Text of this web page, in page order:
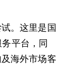
。这里是国
平台，同
海外市场客